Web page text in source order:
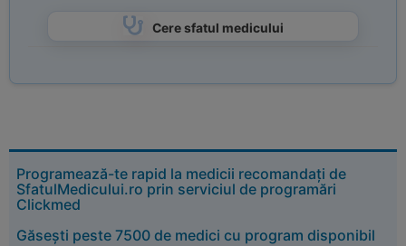
Cere sfatul medicului
Programează-te rapid la medicii recomandați de
SfatulMedicului.ro prin serviciul de programări
Clickmed
Găsești peste 7500 de medici cu program disponibil